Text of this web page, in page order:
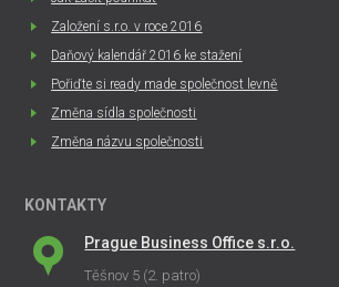
Založení s.r.o. v roce 2016
Daňový kalendář 2016 ke stažení
Pořiďte si ready made společnost levně
Změna sídla společnosti
Změna názvu společnosti
KONTAKTY
Prague Business Office s.r.o.
Těšnov 5 (2. patro)